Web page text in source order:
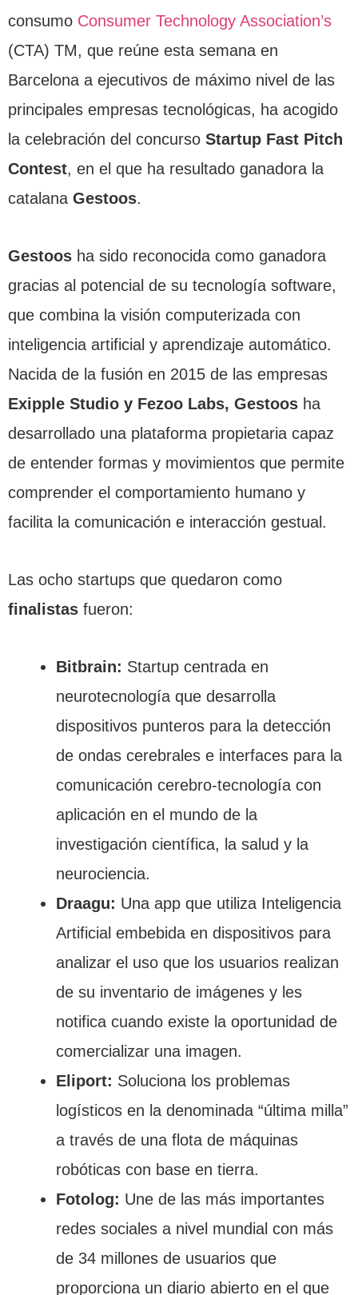
consumo Consumer Technology Association’s
(CTA) TM, que reúne esta semana en
Barcelona a ejecutivos de máximo nivel de las
principales empresas tecnológicas, ha acogido
la celebración del concurso Startup Fast Pitch
Contest, en el que ha resultado ganadora la
catalana Gestoos.
Gestoos ha sido reconocida como ganadora
gracias al potencial de su tecnología software,
que combina la visión computerizada con
inteligencia artificial y aprendizaje automático.
Nacida de la fusión en 2015 de las empresas
Exipple Studio y Fezoo Labs, Gestoos ha
desarrollado una plataforma propietaria capaz
de entender formas y movimientos que permite
comprender el comportamiento humano y
facilita la comunicación e interacción gestual.
Las ocho startups que quedaron como
finalistas fueron:
Bitbrain: Startup centrada en
neurotecnología que desarrolla
dispositivos punteros para la detección
de ondas cerebrales e interfaces para la
comunicación cerebro-tecnología con
aplicación en el mundo de la
investigación científica, la salud y la
neurociencia.
Draagu: Una app que utiliza Inteligencia
Artificial embebida en dispositivos para
analizar el uso que los usuarios realizan
de su inventario de imágenes y les
notifica cuando existe la oportunidad de
comercializar una imagen.
Eliport: Soluciona los problemas
logísticos en la denominada “última milla”
a través de una flota de máquinas
robóticas con base en tierra.
Fotolog: Une de las más importantes
redes sociales a nivel mundial con más
de 34 millones de usuarios que
proporciona un diario abierto en el que